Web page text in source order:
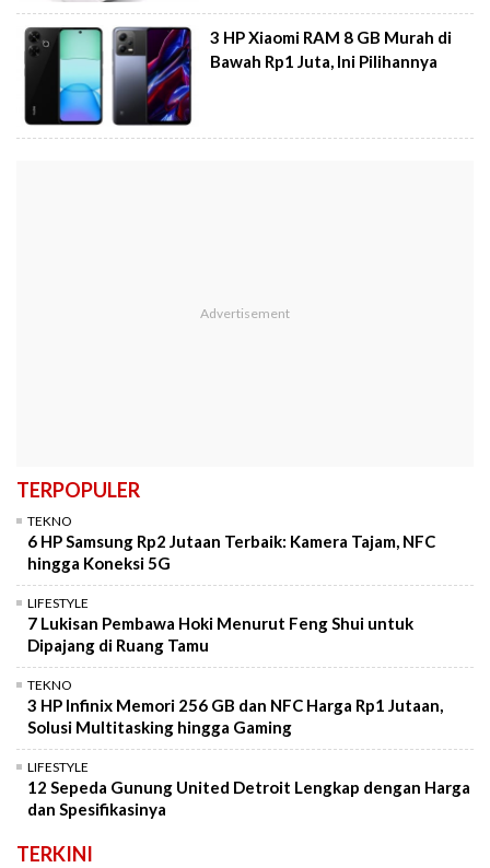
3 HP Xiaomi RAM 8 GB Murah di
Bawah Rp1 Juta, Ini Pilihannya
TERPOPULER
TEKNO
6 HP Samsung Rp2 Jutaan Terbaik: Kamera Tajam, NFC
hingga Koneksi 5G
LIFESTYLE
7 Lukisan Pembawa Hoki Menurut Feng Shui untuk
Dipajang di Ruang Tamu
TEKNO
3 HP Infinix Memori 256 GB dan NFC Harga Rp1 Jutaan,
Solusi Multitasking hingga Gaming
LIFESTYLE
12 Sepeda Gunung United Detroit Lengkap dengan Harga
dan Spesifikasinya
TERKINI